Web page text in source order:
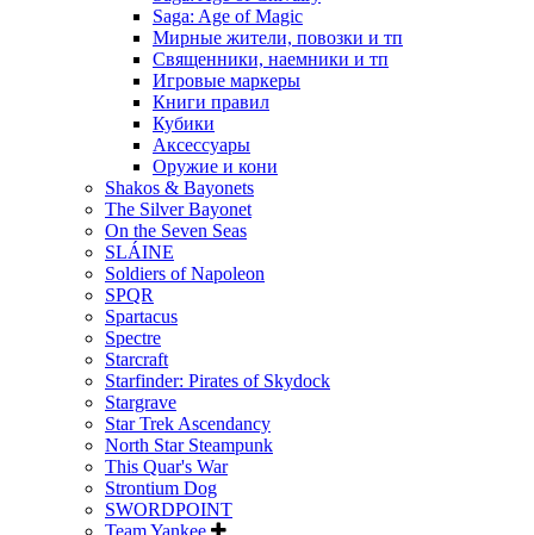
Saga: Age of Magic
Мирные жители, повозки и тп
Священники, наемники и тп
Игровые маркеры
Книги правил
Кубики
Аксессуары
Оружие и кони
Shakos & Bayonets
The Silver Bayonet
On the Seven Seas
SLÁINE
Soldiers of Napoleon
SPQR
Spartacus
Spectre
Starcraft
Starfinder: Pirates of Skydock
Stargrave
Star Trek Ascendancy
North Star Steampunk
This Quar's War
Strontium Dog
SWORDPOINT
Team Yankee